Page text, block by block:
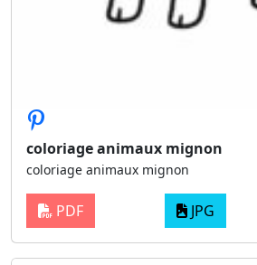
coloriage animaux mignon
coloriage animaux mignon
PDF JPG